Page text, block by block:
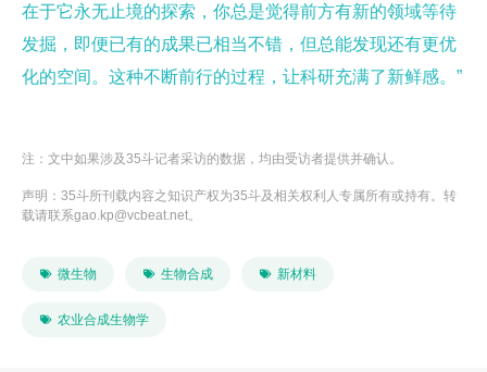
在于它永无止境的探索，你总是觉得前方有新的领域等待
发掘，即便已有的成果已相当不错，但总能发现还有更优
化的空间。这种不断前行的过程，让科研充满了新鲜感。”
注：文中如果涉及35斗记者采访的数据，均由受访者提供并确认。
声明：35斗所刊载内容之知识产权为35斗及相关权利人专属所有或持有。转
载请联系gao.kp@vcbeat.net。
 微生物  生物合成  新材料
 农业合成生物学